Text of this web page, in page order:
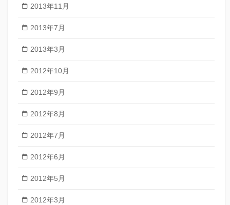
2013年11月
2013年7月
2013年3月
2012年10月
2012年9月
2012年8月
2012年7月
2012年6月
2012年5月
2012年3月